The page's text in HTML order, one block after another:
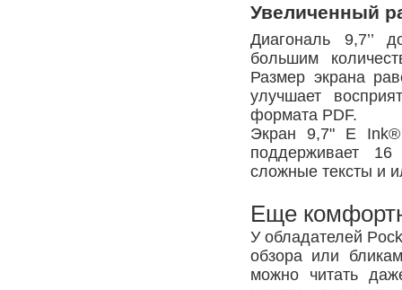
Увеличенный
Диагональ 9,7’’
большим
Размер экрана
улучшает
формата PDF.
Экран 9,7" E
поддерживает 16
сложные тексты и
Еще
У обладателей
обзора или
можно читать